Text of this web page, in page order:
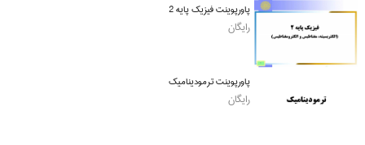
پاورپوینت فیزیک پایه 2
رایگان
پاورپوینت ترمودینامیک
رایگان